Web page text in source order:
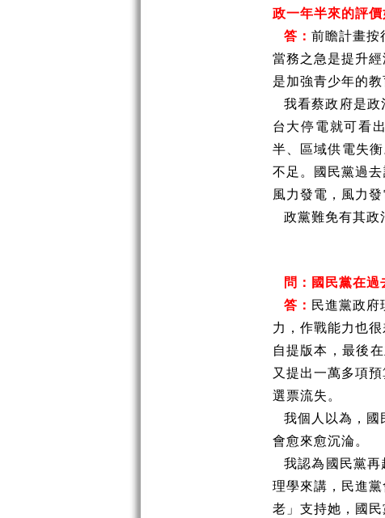
政一年半來的評價
答： 前瞻計畫按
當務之急是提升
是加強青少年的
我看蔡政府是
台大停電就可看
半、區域供電失
不足。國民黨過
風力發電，風力
政黨難免有其政
問：國民黨在
答： 民進黨政
力，作戰能力也
自提版本，最後
又提出一萬多項
選票流失。
我個人以為，
會愈來愈沉淪。
我認為國民黨
理學來講，民進
老」支持她，國